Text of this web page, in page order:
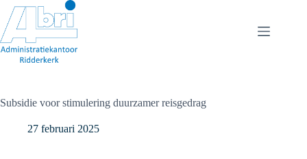
naar
de
inhoud
Subsidie voor stimulering duurzamer reisgedrag
27 februari 2025